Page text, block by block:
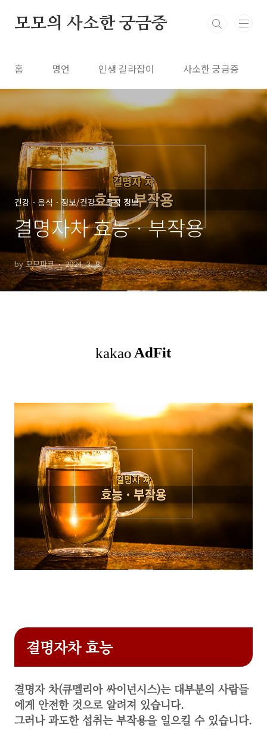
모모의 사소한 궁금증
홈 명언 인생 길라잡이 사소한 궁금증
건강ㆍ음식ㆍ정보/건강ㆍ 음식 정보
결명자차 효능ㆍ부작용
by 모모파크 2024. 3. 8.
결명자차 효능
결명자 차(큐멜리아 싸이넌시스)는 대부분의 사람들
에게 안전한 것으로 알려져 있습니다.
그러나 과도한 섭취는 부작용을 일으킬 수 있습니다.